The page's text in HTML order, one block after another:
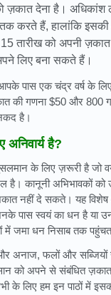
ज़कात देना है।
करते हैं, हालांकि
तारीख को अपनी
लिए बना सकते हैं।
पास एक चंद्र वर्ष के
की गणना $50 और 800
है।
है?
के लिए ज़रूरी है जो
है। कानूनी अभिभावकों
नहीं दे सकते। यह
पास स्वयं का धन है या
में जमा धन निसाब तक
अनाज, फलों और सब्जियों
को अपने से संबंधित
के लिए हम इन पाठों में